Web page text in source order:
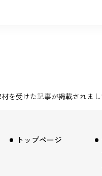
を受けた記事が掲載されまし
トップページ